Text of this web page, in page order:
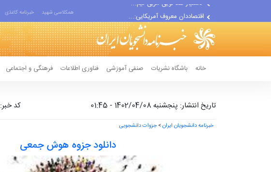
اقتصاددان معروف آمریکایی:...
انتشار اخبار جعلی توسط...
همکلاسی شهید خبرنامه کاغذی
خانه باشگاه نشریات صنفی آموزشی فناوری اطلاعات فرهنگی و اجتماعی
تاریخ انتشار: پنجشنبه 1402/04/08 - 01:45 کد خبر: 474556
خبرنامه دانشجویان ایران>جزوات دانشجویی
دانلود جزوه هوش جمعی